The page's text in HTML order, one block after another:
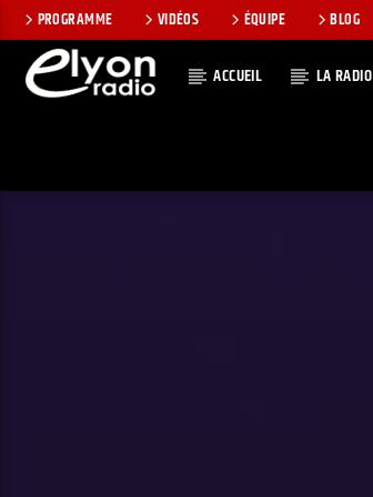
PROGRAMME VIDÉOS ÉQUIPE BLOG
ACCUEIL LA RADIO